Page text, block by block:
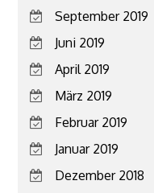
September 2019
Juni 2019
April 2019
März 2019
Februar 2019
Januar 2019
Dezember 2018